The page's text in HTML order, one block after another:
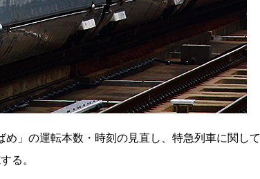
」の運転本数・時刻の見直し、特急列車に関して
る。